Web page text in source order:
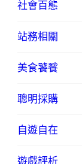
社會百態
站務相關
美食饕餮
聰明採購
自遊自在
遊戲評析